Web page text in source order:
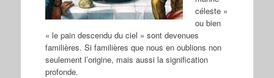
céleste »
ou bien
« le pain descendu du ciel » sont devenues
familières. Si familières que nous en oublions non
seulement l’origine, mais aussi la signification
profonde.